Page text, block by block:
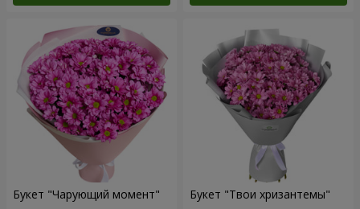
Букет "Чарующий момент" Букет "Твои хризантемы"